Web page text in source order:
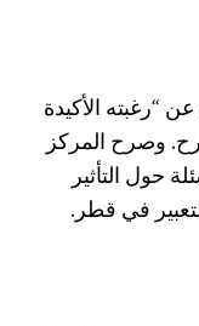
“رغبته الأكيدة
وصرح المركز
حول التأثير
في قطر.